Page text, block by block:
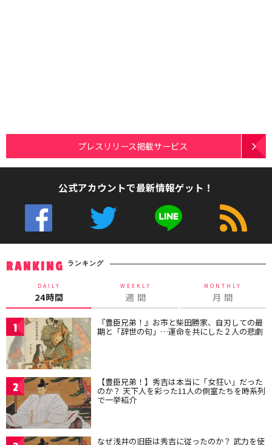
プレスリリース掲載サービス
公式アカウントで最新情報ゲット！
RANKING ランキング
DAILY
24時間
WEEKLY
週 間
MONTHLY
月 間
1 『豊臣兄弟！』お市と柴田勝家、自刃しての最
期と「辞世の句」…運命を共にした２人の悲劇
2 【豊臣兄弟！】秀吉は本当に「女狂い」だった
のか？ 天下人を彩った11人の側室たちを時系列
で一挙紹介
なぜ浅井の旧臣は秀吉に従ったのか？ 武力を使